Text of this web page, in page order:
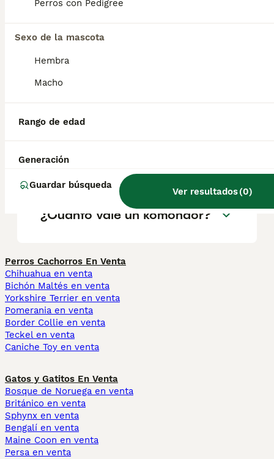
Perros con Pedigree
Sexo de la mascota
Hembra
Macho
Rango de edad
Generación
Guardar búsqueda
Ver resultados(0)
Informarse bien y comparar opciones antes
decisión.
¿Los komondors son buenas
mascotas?
¿Cuánto vale un komondor?
Perros Cachorros En Venta
Chihuahua en venta
Bichón Maltés en venta
Yorkshire Terrier en venta
Pomerania en venta
Border Collie en venta
Teckel en venta
Caniche Toy en venta
Gatos y Gatitos En Venta
Bosque de Noruega en venta
Británico en venta
Sphynx en venta
Bengalí en venta
Maine Coon en venta
Persa en venta